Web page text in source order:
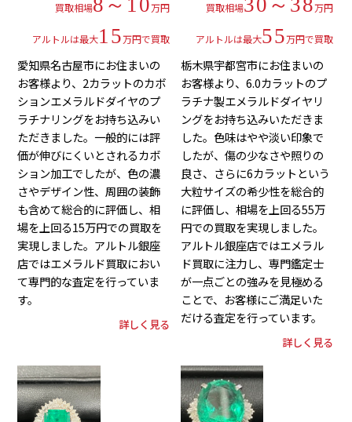
買取相場 万円
アルトルは最大15万円で買取
愛知県名古屋市にお住まいの
お客様より、2カラットのカボ
ションエメラルドダイヤのプ
ラチナリングをお持ち込みい
ただきました。一般的には評
価が伸びにくいとされるカボ
ション加工でしたが、色の濃
さやデザイン性、周囲の装飾
も含めて総合的に評価し、相
場を上回る15万円での買取を
実現しました。アルトル銀座
店ではエメラルド買取におい
て専門的な査定を行っていま
す。
詳しく見る
買取相場 万円
アルトルは最大55万円で買取
栃木県宇都宮市にお住まいの
お客様より、6.0カラットのプ
ラチナ製エメラルドダイヤリ
ングをお持ち込みいただきま
した。色味はやや淡い印象で
したが、傷の少なさや照りの
良さ、さらに6カラットという
大粒サイズの希少性を総合的
に評価し、相場を上回る55万
円での買取を実現しました。
アルトル銀座店ではエメラル
ド買取に注力し、専門鑑定士
が一点ごとの強みを見極める
ことで、お客様にご満足いた
だける査定を行っています。
詳しく見る